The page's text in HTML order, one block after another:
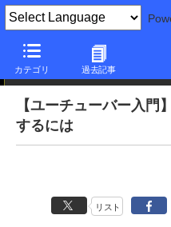
カテゴリ 過去記事
本日のできるネット
【ユーチューバー入門
するには
リスト